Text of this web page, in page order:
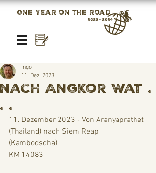
One year on the road
2023 - 2024
nach Angkor Wat .
. .
Ingo
11. Dez. 2023
11. Dezember 2023 - Von Aranyaprathet
(Thailand) nach Siem Reap
(Kambodscha)
KM 14083